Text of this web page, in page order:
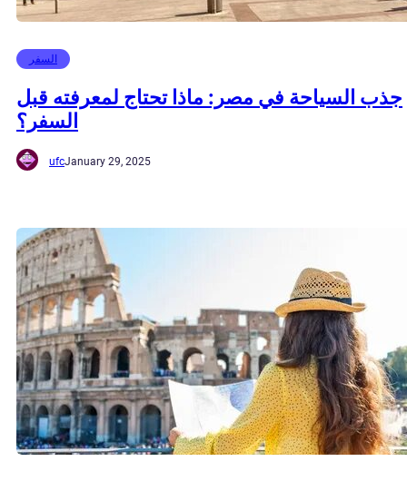
السفر
جذب السياحة في مصر: ماذا تحتاج لمعرفته قبل
السفر؟
ufcJanuary 29, 2025